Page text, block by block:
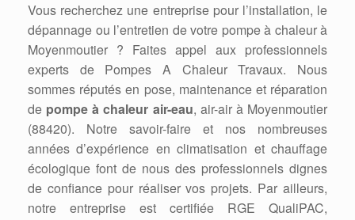
Vous recherchez une entreprise pour l’installation, le
dépannage ou l’entretien de votre pompe à chaleur à
Moyenmoutier ? Faites appel aux professionnels
experts de Pompes A Chaleur Travaux. Nous
sommes réputés en pose, maintenance et réparation
de pompe à chaleur air-eau, air-air à Moyenmoutier
(88420). Notre savoir-faire et nos nombreuses
années d’expérience en climatisation et chauffage
écologique font de nous des professionnels dignes
de confiance pour réaliser vos projets. Par ailleurs,
notre entreprise est certifiée RGE QualiPAC,